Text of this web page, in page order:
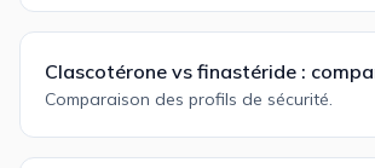
Clascotérone vs finastéride :
Comparaison des profils de sécurité.